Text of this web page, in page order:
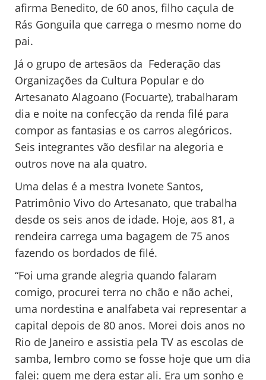
afirma Benedito, de 60 anos, filho caçula de
Rás Gonguila que carrega o mesmo nome do
pai.
Já o grupo de artesãos da Federação das
Organizações da Cultura Popular e do
Artesanato Alagoano (Focuarte), trabalharam
dia e noite na confecção da renda filé para
compor as fantasias e os carros alegóricos.
Seis integrantes vão desfilar na alegoria e
outros nove na ala quatro.
Uma delas é a mestra Ivonete Santos,
Patrimônio Vivo do Artesanato, que trabalha
desde os seis anos de idade. Hoje, aos 81, a
rendeira carrega uma bagagem de 75 anos
fazendo os bordados de filé.
“Foi uma grande alegria quando falaram
comigo, procurei terra no chão e não achei,
uma nordestina e analfabeta vai representar a
capital depois de 80 anos. Morei dois anos no
Rio de Janeiro e assistia pela TV as escolas de
samba, lembro como se fosse hoje que um dia
falei: quem me dera estar ali. Era um sonho e